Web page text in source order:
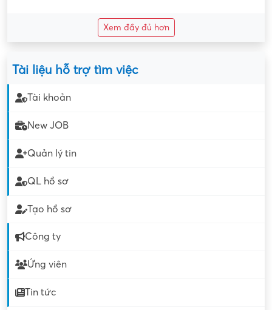
Xem đầy đủ hơn
Tài liệu hỗ trợ tìm việc
Tài khoản
New JOB
Quản lý tin
QL hồ sơ
Tạo hồ sơ
Công ty
Ứng viên
Tin tức